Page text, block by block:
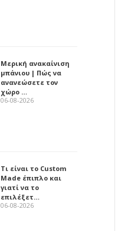
Μερική ανακαίνιση
μπάνιου | Πώς να
ανανεώσετε τον
χώρο …
06-08-2026
Τι είναι το Custom
Made έπιπλο και
γιατί να το
επιλέξετ…
06-08-2026